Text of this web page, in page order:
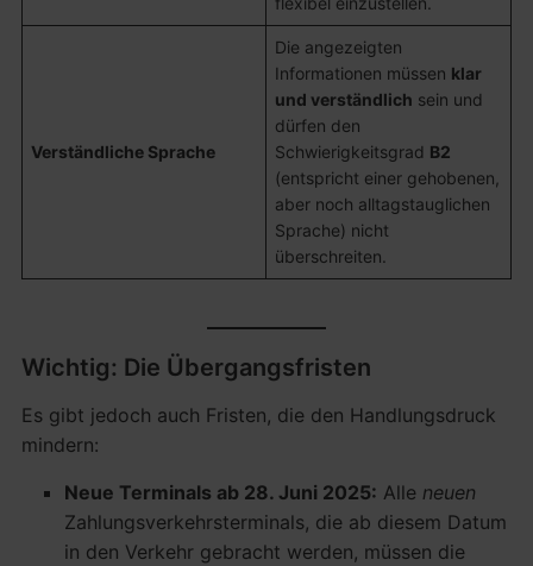
Verständliche Sprache
Die angezeigten
Informationen müssen klar
und verständlich sein und
dürfen den
Schwierigkeitsgrad B2
(entspricht einer gehobenen,
aber noch alltagstauglichen
Sprache) nicht
überschreiten.
Wichtig: Die Übergangsfristen
Es gibt jedoch auch Fristen, die den Handlungsdruck
mindern:
Neue Terminals ab 28. Juni 2025: Alle neuen
Zahlungsverkehrsterminals, die ab diesem Datum
in den Verkehr gebracht werden, müssen die